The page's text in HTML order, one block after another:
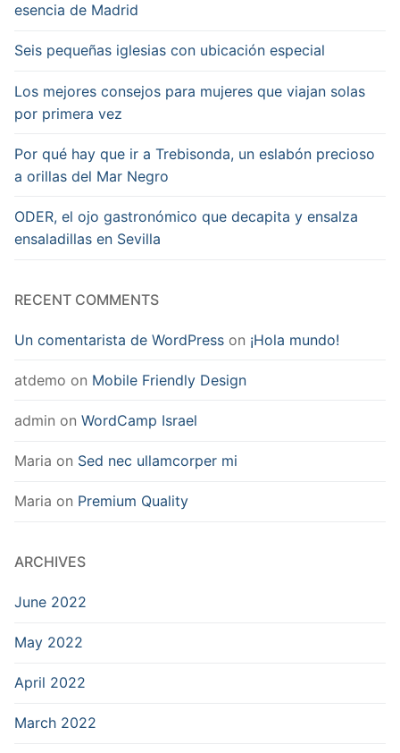
esencia de Madrid
Seis pequeñas iglesias con ubicación especial
Los mejores consejos para mujeres que viajan solas
por primera vez
Por qué hay que ir a Trebisonda, un eslabón precioso
a orillas del Mar Negro
ODER, el ojo gastronómico que decapita y ensalza
ensaladillas en Sevilla
RECENT COMMENTS
Un comentarista de WordPress on ¡Hola mundo!
atdemo on Mobile Friendly Design
admin on WordCamp Israel
Maria on Sed nec ullamcorper mi
Maria on Premium Quality
ARCHIVES
June 2022
May 2022
April 2022
March 2022